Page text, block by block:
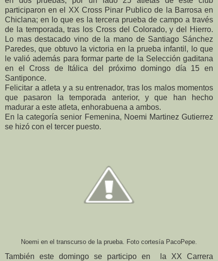
participaron en el XX Cross Pinar Publico de la Barrosa en
Chiclana; en lo que es la tercera prueba de campo a través
de la temporada, tras los Cross del Colorado, y del Hierro.
Lo mas destacado vino de la mano de Santiago Sánchez
Paredes, que obtuvo la victoria en la prueba infantil, lo que
le valió además para formar parte de la Selección gaditana
en el Cross de Itálica del próximo domingo día 15 en
Santiponce.
Felicitar a atleta y a su entrenador, tras los malos momentos
que pasaron la temporada anterior, y que han hecho
madurar a este atleta, enhorabuena a ambos.
En la categoría senior Femenina, Noemi Martinez Gutierrez
se hizó con el tercer puesto.
Noemi en el transcurso de la prueba. Foto cortesía PacoPepe.
También este domingo se participo en la XX Carrera